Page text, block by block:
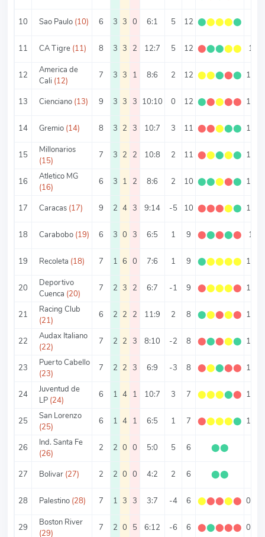
10 Sao Paulo (10) 6 3 3 0 6:1 5 12 ⬤⬤⬤⬤⬤
11 CA Tigre (11) 8 3 3 2 12:7 5 12 ⬤⬤⬤⬤⬤ 1.5
12
America de
Cali (12)
7 3 3 1 8:6 2 12 ⬤⬤⬤⬤⬤ 1.71
13 Cienciano (13) 9 3 3 3 10:10 0 12 ⬤⬤⬤⬤⬤ 1.33
14 Gremio (14) 8 3 2 3 10:7 3 11 ⬤⬤⬤⬤⬤ 1.38
15
Millonarios
(15)
7 3 2 2 10:8 2 11 ⬤⬤⬤⬤⬤ 1.57
16
Atletico MG
(16)
6 3 1 2 8:6 2 10 ⬤⬤⬤⬤⬤ 1.67
17 Caracas (17) 9 2 4 3 9:14 -5 10 ⬤⬤⬤⬤⬤ 1.11
18 Carabobo (19) 6 3 0 3 6:5 1 9 ⬤⬤⬤⬤⬤ 1.5
19 Recoleta (18) 7 1 6 0 7:6 1 9 ⬤⬤⬤⬤⬤ 1.29
20
Deportivo
Cuenca (20)
7 2 3 2 6:7 -1 9 ⬤⬤⬤⬤⬤ 1.29
21
Racing Club
(21)
6 2 2 2 11:9 2 8 ⬤⬤⬤⬤⬤ 1.33
22
Audax Italiano
(22)
7 2 2 3 8:10 -2 8 ⬤⬤⬤⬤⬤ 1.14
23
Puerto Cabello
(23)
7 2 2 3 6:9 -3 8 ⬤⬤⬤⬤⬤ 1.14
24
Juventud de
LP (24)
6 1 4 1 10:7 3 7 ⬤⬤⬤⬤⬤ 1.17
25
San Lorenzo
(25)
6 1 4 1 6:5 1 7 ⬤⬤⬤⬤⬤ 1.17
26
Ind. Santa Fe
(26)
2 2 0 0 5:0 5 6 ⬤⬤
27 Bolivar (27) 2 2 0 0 4:2 2 6 ⬤⬤
28 Palestino (28) 7 1 3 3 3:7 -4 6 ⬤⬤⬤⬤⬤ 0.86
29
Boston River
(29)
7 2 0 5 6:12 -6 6 ⬤⬤⬤⬤⬤ 0.86